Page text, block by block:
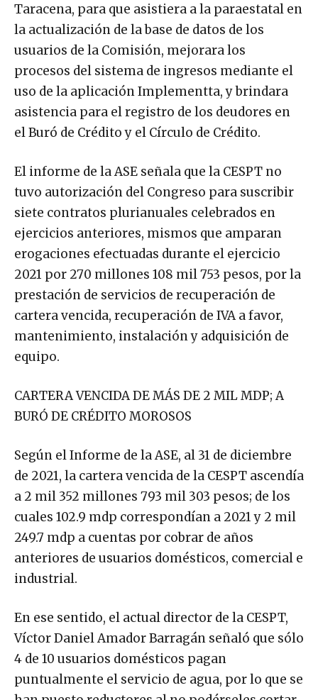
Taracena, para que asistiera a la paraestatal en
la actualización de la base de datos de los
usuarios de la Comisión, mejorara los
procesos del sistema de ingresos mediante el
uso de la aplicación Implementta, y brindara
asistencia para el registro de los deudores en
el Buró de Crédito y el Círculo de Crédito.
El informe de la ASE señala que la CESPT no
tuvo autorización del Congreso para suscribir
siete contratos plurianuales celebrados en
ejercicios anteriores, mismos que amparan
erogaciones efectuadas durante el ejercicio
2021 por 270 millones 108 mil 753 pesos, por la
prestación de servicios de recuperación de
cartera vencida, recuperación de IVA a favor,
mantenimiento, instalación y adquisición de
equipo.
CARTERA VENCIDA DE MÁS DE 2 MIL MDP; A
BURÓ DE CRÉDITO MOROSOS
Según el Informe de la ASE, al 31 de diciembre
de 2021, la cartera vencida de la CESPT ascendía
a 2 mil 352 millones 793 mil 303 pesos; de los
cuales 102.9 mdp correspondían a 2021 y 2 mil
249.7 mdp a cuentas por cobrar de años
anteriores de usuarios domésticos, comercial e
industrial.
En ese sentido, el actual director de la CESPT,
Víctor Daniel Amador Barragán señaló que sólo
4 de 10 usuarios domésticos pagan
puntualmente el servicio de agua, por lo que se